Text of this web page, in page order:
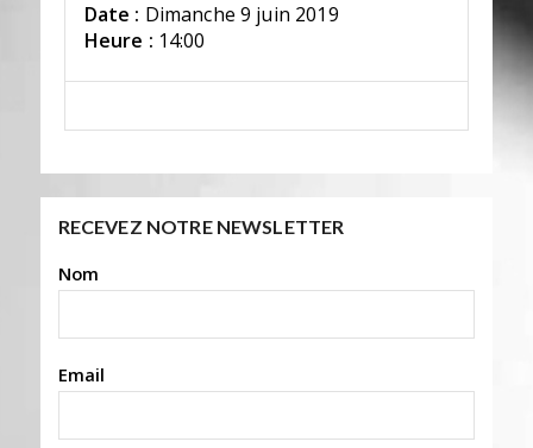
Date : Dimanche 9 juin 2019
Heure : 14:00
RECEVEZ NOTRE NEWSLETTER
Nom
Email